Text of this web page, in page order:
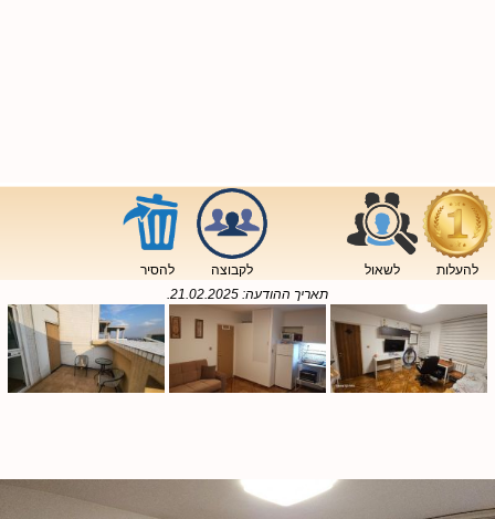
להעלות לשאול לקבוצה
להסיר
תאריך ההודעה: 21.02.2025
.